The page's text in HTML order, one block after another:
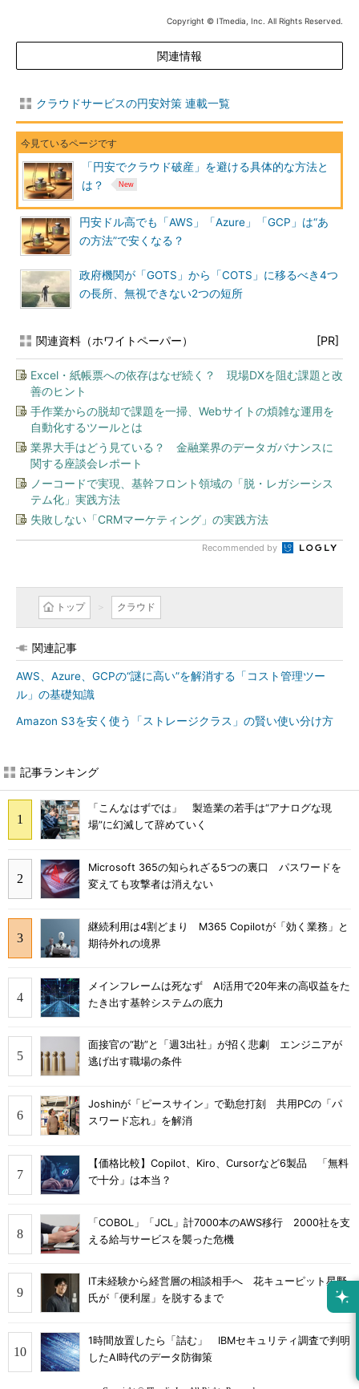
Copyright © ITmedia, Inc. All Rights Reserved.
関連情報
クラウドサービスの円安対策 連載一覧
「円安でクラウド破産」を避ける具体的な方法と
は？
円安ドル高でも「AWS」「Azure」「GCP」は“あ
の方法”で安くなる？
政府機関が「GOTS」から「COTS」に移るべき4つ
の長所、無視できない2つの短所
関連資料（ホワイトペーパー） [PR]
Excel・紙帳票への依存はなぜ続く？ 現場DXを阻む課題と改
善のヒント
手作業からの脱却で課題を一掃、Webサイトの煩雑な運用を
自動化するツールとは
業界大手はどう見ている？ 金融業界のデータガバナンスに
関する座談会レポート
ノーコードで実現、基幹フロント領域の「脱・レガシーシス
テム化」実践方法
失敗しない「CRMマーケティング」の実践方法
Recommended by
トップ クラウド
関連記事
AWS、Azure、GCPの“謎に高い”を解消する「コスト管理ツー
ル」の基礎知識
Amazon S3を安く使う「ストレージクラス」の賢い使い分け方
記事ランキング
「こんなはずでは」 製造業の若手は“アナログな現
場”に幻滅して辞めていく
Microsoft 365の知られざる5つの裏口 パスワードを
変えても攻撃者は消えない
継続利用は4割どまり M365 Copilotが「効く業務」と
期待外れの境界
メインフレームは死なず AI活用で20年来の高収益をた
たき出す基幹システムの底力
面接官の“勘”と「週3出社」が招く悲劇 エンジニアが
逃げ出す職場の条件
Joshinが「ピースサイン」で勤怠打刻 共用PCの「パ
スワード忘れ」を解消
【価格比較】Copilot、Kiro、Cursorなど6製品 「無料
で十分」は本当？
「COBOL」「JCL」計7000本のAWS移行 2000社を支
える給与サービスを襲った危機
IT未経験から経営層の相談相手へ 花キューピット星野
氏が「便利屋」を脱するまで
1時間放置したら「詰む」 IBMセキュリティ調査で判明
したAI時代のデータ防御策